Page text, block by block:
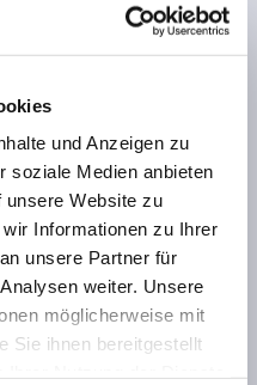
und Anzeigen zu
soziale Medien anbieten
unsere Website zu
Informationen zu Ihrer
unsere Partner für
weiter. Unsere
möglicherweise mit
Sie ihnen bereitgestellt
System